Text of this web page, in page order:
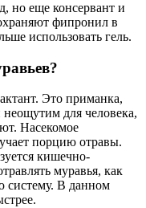
но еще консервант и
фипронил в
использовать гель.
Это приманка,
для человека,
Насекомое
порцию отравы.
кишечно-
муравья, как
систему. В данном